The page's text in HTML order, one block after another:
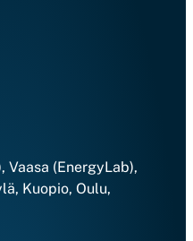
Vaasa (EnergyLab),
Kuopio, Oulu,